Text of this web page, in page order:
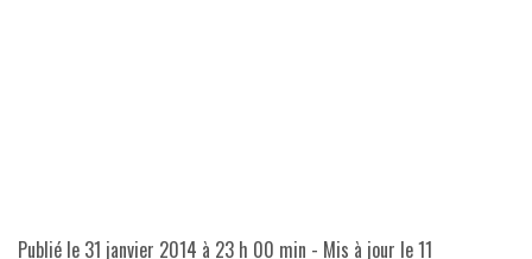
Publié le 31 janvier 2014 à 23 h 00 min - Mis à jour le11